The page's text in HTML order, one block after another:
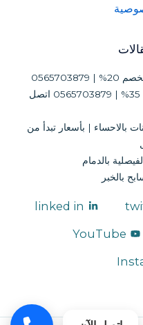
شركة تنظيف مسابح بالجبيل بخصم 35% | 0565703879 اتصل
بالاحساء | بأسعار تبدأ من
بالدمام
بالخبر
linked in
YouTube